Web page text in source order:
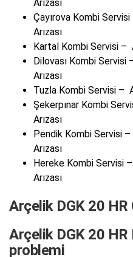
Arızası
Çayırova Kombi
Arızası
Kartal Kombi Servisi –
Dilovası Kombi Servisi
Arızası
Tuzla Kombi Servisi –
Şekerpınar Kombi
Arızası
Pendik Kombi Servisi
Arızası
Hereke Kombi Servisi
Arızası
Arçelik DGK 20 HR
Arçelik DGK 20 HR
problemi